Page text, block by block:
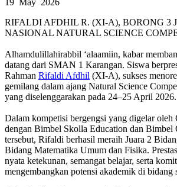
19 May 2026
RIFALDI AFDHIL R. (XI-A), BORONG 3
NASIONAL NATURAL SCIENCE
Alhamdulillahirabbil ‘alaamiin, kabar
datang dari SMAN 1 Karangan. Siswa
Rahman Rifaldi Afdhil (XI-A), sukses
gemilang dalam ajang Natural Science
yang diselenggarakan pada 24–25 April 2026.
Dalam kompetisi bergengsi yang digelar oleh
dengan Bimbel Skolla Education dan Bimbel
tersebut, Rifaldi berhasil meraih Juara 2
Bidang Matematika Umum dan Fisika.
nyata ketekunan, semangat belajar, serta
mengembangkan potensi akademik di bidang